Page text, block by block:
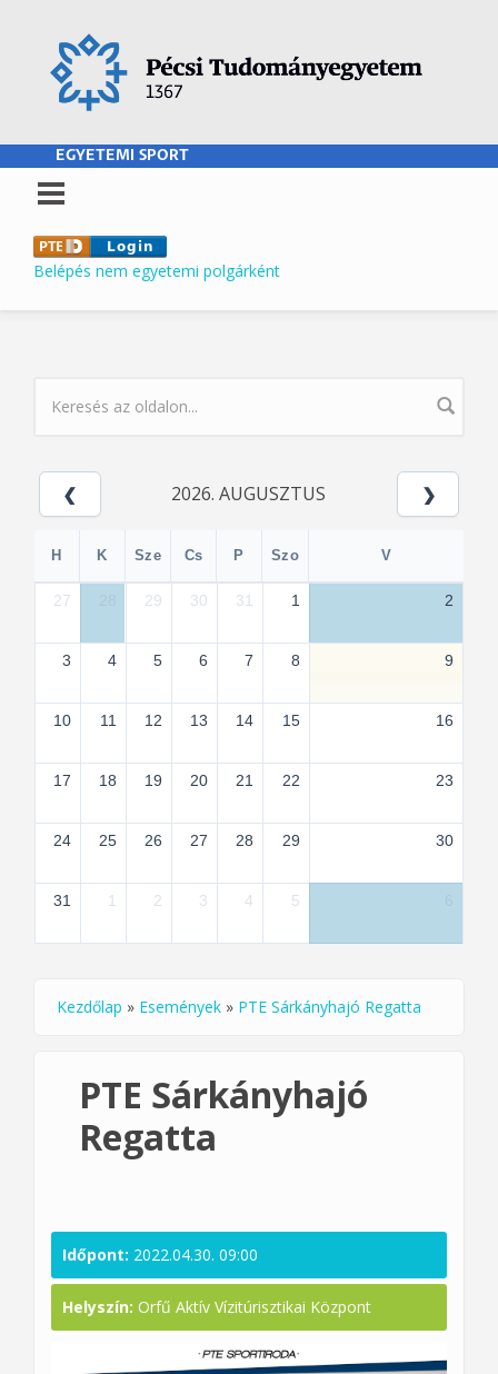
EGYETEMI SPORT
Belépés nem egyetemi polgárként
KERESÉS ŰRLAP
2026. AUGUSZTUS
H K Sze Cs P Szo V
27 29 30 31 1 2
3 4 5 6 7 8 9
10 11 12 13 14 15 16
17 18 19 20 21 22 23
24 25 26 27 28 29 30
31 1 2 3 4 5
Jelenlegi hely
Kezdőlap » Események » PTE Sárkányhajó Regatta
PTE Sárkányhajó
Regatta
Időpont: 2022.04.30. 09:00
Helyszín: Orfű Aktív Vízitúrisztikai Központ